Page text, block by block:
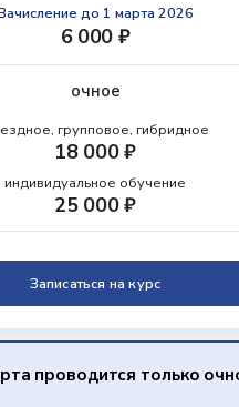
до 1 марта 2026
6 000 ₽
очное
групповое, гибридное
18 000 ₽
индивидуальное обучение
25 000 ₽
Записаться на курс
проводится только